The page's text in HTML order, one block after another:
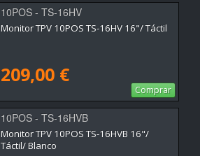
10POS - TS-16HV
Monitor TPV 10POS TS-16HV 16"/ Táctil
209,00 €
Comprar
10POS - TS-16HVB
Monitor TPV 10POS TS-16HVB 16"/
Táctil/ Blanco